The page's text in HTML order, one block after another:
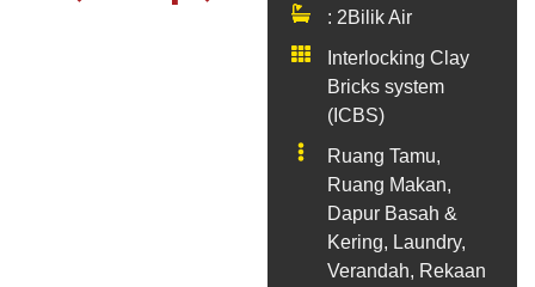
: 2Bilik Air
Interlocking Clay
Bricks system
(ICBS)
Ruang Tamu,
Ruang Makan,
Dapur Basah &
Kering, Laundry,
Verandah, Rekaan